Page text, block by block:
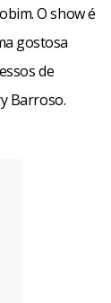
O show é
gostosa
de
Barroso.